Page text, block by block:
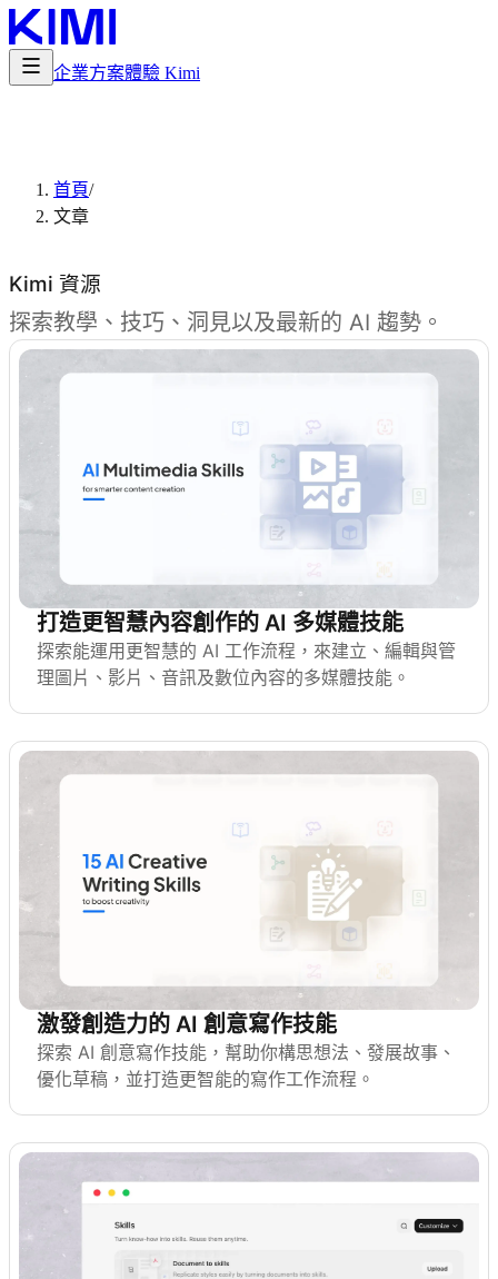
企業方案體驗 Kimi
首頁/
文章
Kimi 資源
探索教學、技巧、洞見以及最新的 AI 趨勢。
打造更智慧內容創作的 AI 多媒體技能
探索能運用更智慧的 AI 工作流程，來建立、編輯與管
理圖片、影片、音訊及數位內容的多媒體技能。
激發創造力的 AI 創意寫作技能
探索 AI 創意寫作技能，幫助你構思想法、發展故事、
優化草稿，並打造更智能的寫作工作流程。